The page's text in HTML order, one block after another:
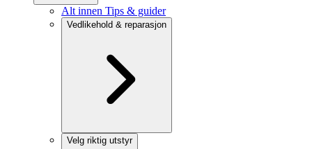
Alt innen Tips & guider
Vedlikehold & reparasjon
Velg riktig utstyr